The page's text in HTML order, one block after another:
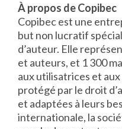
À propos de Copibec
Copibec est une
but non lucratif
d’auteur. Elle
et auteurs, et 1 300
aux utilisatrices et
protégé par le droit
et adaptées à leurs
internationale, la